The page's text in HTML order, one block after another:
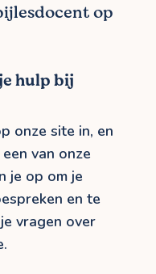
op
hulp bij
onze site in, en
van onze
je op om je
en te
vragen over